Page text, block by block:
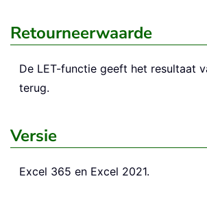
Retourneerwaarde
De LET-functie geeft het resultaat
terug.
Versie
Excel 365 en Excel 2021.